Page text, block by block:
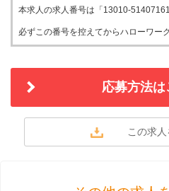
本求人の求人番号は「13010-
必ずこの番号を控えてからハローワー
応募方法は